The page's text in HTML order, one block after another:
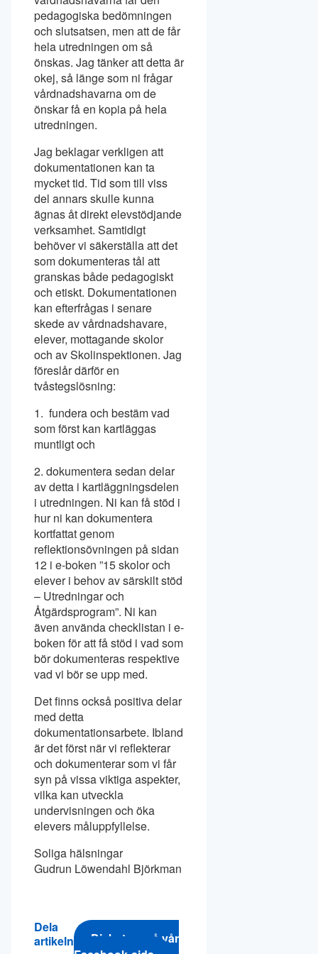
pedagogiska bedömningen
och slutsatsen, men att de får
hela utredningen om så
önskas. Jag tänker att detta är
okej, så länge som ni frågar
vårdnadshavarna om de
önskar få en kopia på hela
utredningen.
Jag beklagar verkligen att
dokumentationen kan ta
mycket tid. Tid som till viss
del annars skulle kunna
ägnas åt direkt elevstödjande
verksamhet. Samtidigt
behöver vi säkerställa att det
som dokumenteras tål att
granskas både pedagogiskt
och etiskt. Dokumentationen
kan efterfrågas i senare
skede av vårdnadshavare,
elever, mottagande skolor
och av Skolinspektionen. Jag
föreslår därför en
tvåstegslösning:
1. fundera och bestäm vad
som först kan kartläggas
muntligt och
2. dokumentera sedan delar
av detta i kartläggningsdelen
i utredningen. Ni kan få stöd i
hur ni kan dokumentera
kortfattat genom
reflektionsövningen på sidan
12 i e-boken ”15 skolor och
elever i behov av särskilt stöd
– Utredningar och
Åtgärdsprogram”. Ni kan
även använda checklistan i e-
boken för att få stöd i vad som
bör dokumenteras respektive
vad vi bör se upp med.
Det finns också positiva delar
med detta
dokumentationsarbete. Ibland
är det först när vi reflekterar
och dokumenterar som vi får
syn på vissa viktiga aspekter,
vilka kan utveckla
undervisningen och öka
elevers måluppfyllelse.
Soliga hälsningar
Gudrun Löwendahl Björkman
Dela
artikeln
Diskutera på vår